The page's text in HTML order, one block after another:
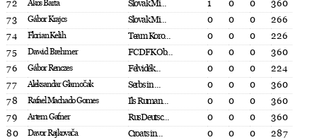
72
Ákos Barta Slovak Mi... 1 0 0
360
73
Gábor Krajcs Slovak Mi... 0 0 0
266
74
Florian Kelih Team Koro... 0 0 0
226
75
Dawid Brehmer FC DFK Ob... 0 0 0
360
76
Gábor Renczes Felvidék... 0 0 0
224
77
Aleksandar Glamočak Serbs in ... 0 0 0
360
78
Rafael Machado Gomes Ils Ruman... 0 0 0
360
79
Artem Gafner RusDeutsc... 0 0 0
360
80
Davor Rajkovača Croats in... 0 0 0
287